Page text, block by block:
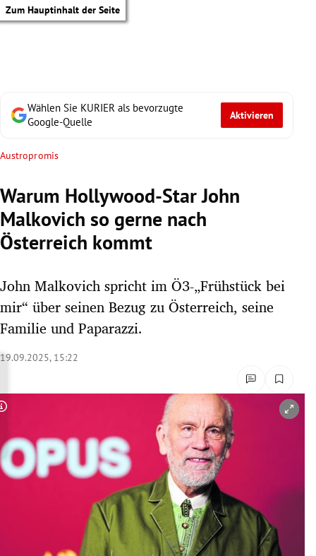
Zum Hauptinhalt der Seite
Untermenü
Untermenü
Untermenü
Untermenü
Wählen Sie KURIER als bevorzugte
Google-Quelle
Aktivieren
Austropromis
Warum Hollywood-Star John
Malkovich so gerne nach
Österreich kommt
John Malkovich spricht im Ö3-„Frühstück bei
mir“ über seinen Bezug zu Österreich, seine
Familie und Paparazzi.
19.09.2025, 15:22
Copyright-Hinweis öffnen/schließen